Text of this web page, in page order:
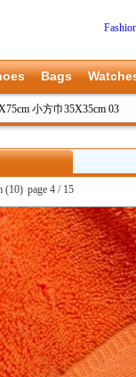
Bags
小方巾35X35cm 03
(10) page 4 / 15
上一张